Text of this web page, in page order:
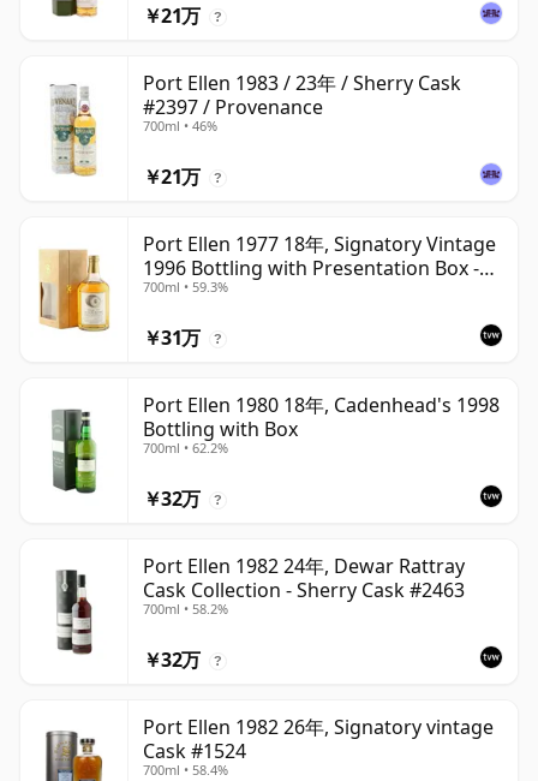
￥21万 ?
Port Ellen 1983 / 23年 / Sherry Cask
#2397 / Provenance
700ml • 46%
￥21万 ?
Port Ellen 1977 18年, Signatory Vintage
1996 Bottling with Presentation Box -
Cask 5566
700ml • 59.3%
￥31万 ?
Port Ellen 1980 18年, Cadenhead's 1998
Bottling with Box
700ml • 62.2%
￥32万 ?
Port Ellen 1982 24年, Dewar Rattray
Cask Collection - Sherry Cask #2463
700ml • 58.2%
￥32万 ?
Port Ellen 1982 26年, Signatory vintage
Cask #1524
700ml • 58.4%